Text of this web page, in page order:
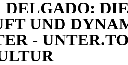
DELGADO:
UND
-